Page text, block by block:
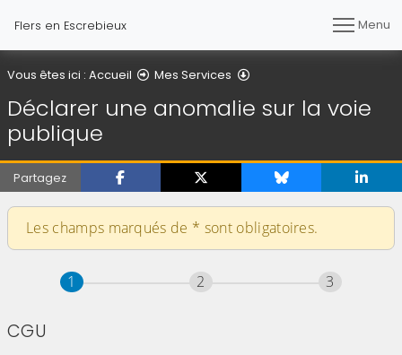
Flers en Escrebieux Menu
Vous êtes ici : Accueil Mes Services
Déclarer une anomalie sur la voie
publique
Partagez
Les champs marqués de * sont obligatoires.
Étape
1 sur 3 Étape
2 Étape
3
CGU